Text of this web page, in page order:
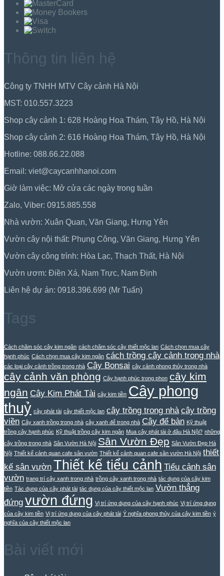
Thông tin liên hệ
Công ty TNHH MTV Cây cảnh Hà Nội
MST: 010.557.3223
Shop cây cảnh 1: 628 Hoàng Hoa Thám, Tây Hồ, Hà Nội
Shop cây cảnh 2: 616 Hoàng Hoa Thám, Tây Hồ, Hà Nội
Hotline: 088.66.22.088
Email: viet@caycanhhanoi.com
Giờ làm việc: Mở cửa các ngày trong tuần
Zalo, Viber: 0915.885.558
Nhà vườn: Xuân Quan, Văn Giang, Hưng Yên
Vườn cây nội thất: Phụng Công, Văn Giang, Hưng Yên
Vườn cây công trình: Hòa Lạc, Thạch Thất, Hà Nội
Vườn ươm: Điền Xá, Nam Trực, Nam Định
Liên hệ dự án: 0918.396.699 (Mr Tuấn)
Tags
Cách chăm sóc cây kim ngân cách chăm sóc cây thiết mộc lan Cách chọn mua cây
hạnh phúc Cách chọn mua cây kim ngân cách trồng cây cảnh trong nhà
các loại cây cảnh trồng trong nhà Cây Bonsai cây cảnh phong thủy trong nhà
cây cảnh văn phòng Cây hạnh phúc trong phon cây kim
ngân Cây Kim Phát Tài cây kim tiền Cây phong
thuỷ cây phát tài cây thiết mộc lan cây trồng trong nhà cây trồng
viền Cây xanh trồng trong nhà cây xanh để trong nhà Cây để bàn Kỹ thuật
trồng cây hạnh phúc Kỹ thuật trồng cây kim ngân Mua cây phát tài ở đâu Hà Nội? những
cây trồng trong nhà Sân Vườn Hà Nội Sân Vườn Đẹp Sân Vườn Đẹp Hà
Nội Thiết kế cảnh quan cafe sân vườn Thiết kế cảnh quan cafe sân vườn Hà Nội thiết
kế sân vườn Thiết kế tiểu cảnh Tiểu cảnh sân
vườn trang trí cây xanh trong nhà trồng cây xanh trong nhà tác dụng của cây kim
tiền Tác dụng của cây phát tài tác dụng của cây thiết mộc lan Vườn thẳng
đứng vườn đứng Vị trí ứng dụng của cây hạnh phúc Vị trí ứng dụng
của cây kim tiền Vị trí ứng dụng của cây phát tài Ý nghĩa phong thủy của cây kim tiền ý
nghĩa của cây thiết mộc lan
Bài viết mới